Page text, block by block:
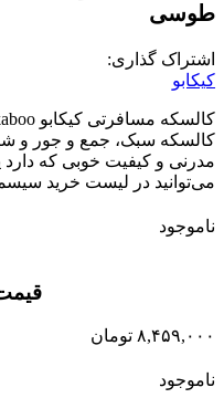
طوسی
اشتراک گذاری:
کیکابو
کالسکه مسافرتی کیکابو
کالسکه سبک، جمع و جور و
مدرنی و کیفیت خوبی که
می‌توانید در لیست خرید
ناموجود
۸,۴۵۹,۰۰۰ تومان
ناموجود